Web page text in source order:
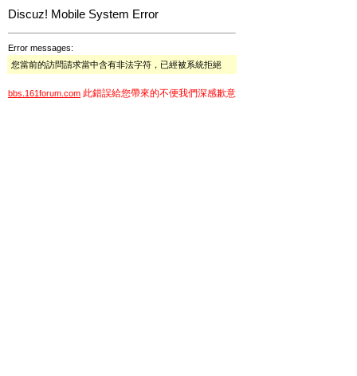
Discuz! Mobile System Error
Error messages:
您當前的訪問請求當中含有非法字符，已經被系統拒絕
bbs.161forum.com 此錯誤給您帶來的不便我們深感歉意